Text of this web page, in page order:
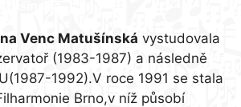
Venc Matušínská vystudovala
(1983-1987) a následně
1992).V roce 1991 se stala
Brno,v níž působí